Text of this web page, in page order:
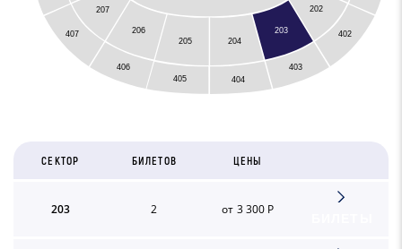
402
403
404
405
406
407
202
203
204
205
206
207
СЕКТОР БИЛЕТОВ ЦЕНЫ
203 2 от 3 300 Р